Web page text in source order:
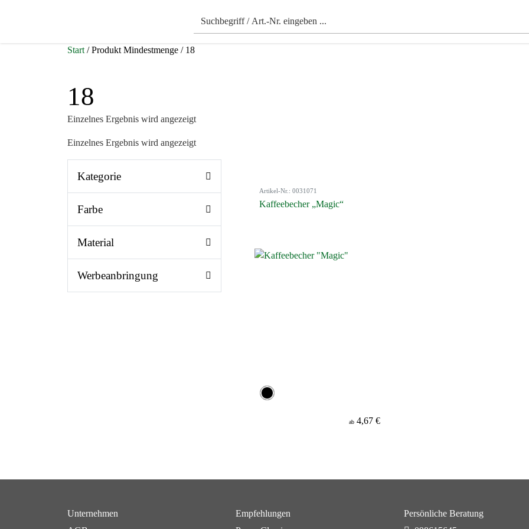
Start / Produkt Mindestmenge / 18
18
Einzelnes Ergebnis wird angezeigt
Einzelnes Ergebnis wird angezeigt
Kategorie
Farbe
Material
Werbeanbringung
Artikel-Nr.: 0031071
Kaffeebecher „Magic“
ab 4,67 €
Unternehmen
Empfehlungen
Persönliche Beratung